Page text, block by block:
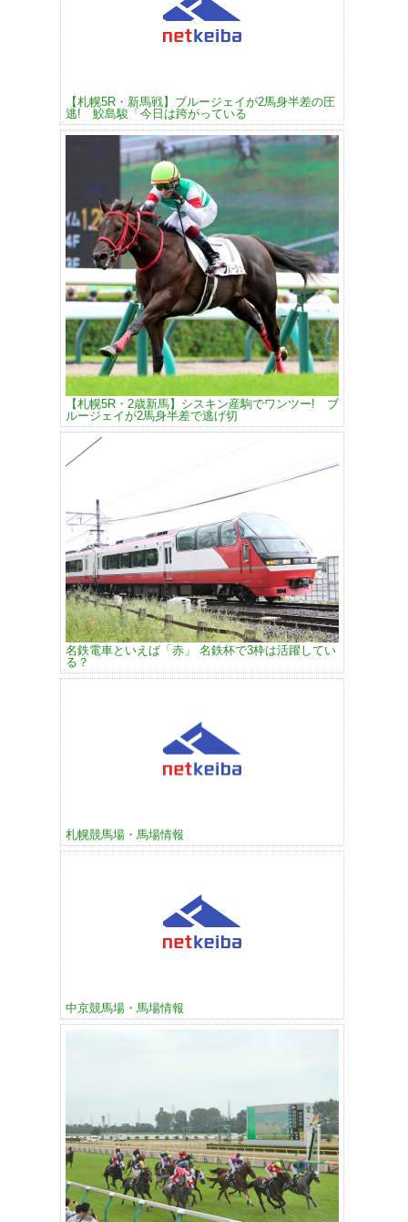
【札幌5R・新馬戦】ブルージェイが2馬身半差の圧
逃! 鮫島駿「今日は跨がっている
【札幌5R・2歳新馬】シスキン産駒でワンツー! ブ
ルージェイが2馬身半差で逃げ切
名鉄電車といえば「赤」 名鉄杯で3枠は活躍してい
る？
札幌競馬場・馬場情報
中京競馬場・馬場情報